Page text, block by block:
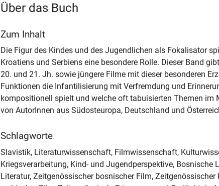
Über das Buch
Zum Inhalt
Die Figur des Kindes und des Jugendlichen als Fokalisator
Kroatiens und Serbiens eine besondere Rolle. Dieser Band
20. und 21. Jh. sowie jüngere Filme mit dieser besonderen
Funktionen die Infantilisierung mit Verfremdung und
kompositionell spielt und welche oft tabuisierten Themen im
von AutorInnen aus Südosteuropa, Deutschland und
Schlagworte
Slavistik, Literaturwissenschaft, Filmwissenschaft,
Kriegsverarbeitung, Kind- und Jugendperspektive, Bosnische
Literatur, Zeitgenössischer bosnischer Film,